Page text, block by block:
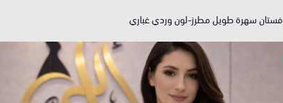
فستان سهرة طويل مطرز-لون وردي غباري